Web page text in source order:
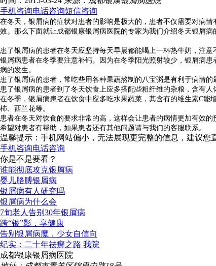
手机咨询电话咨询短信咨询
在冬天，银屑病的症状对患者的影响是极大的，患者不仅需要对病
效。那么下面就让成都银康银屑病医院的专家为我们介绍冬天银屑病
患了银屑病的患者在冬天应坚持每天早晨都能喝上一杯热牛奶，注
银屑病患者在冬季要注意补钙。因为在冬季阳光照射较少，银屑病
病的发生。
患了银屑病的患者，常吃些用各种果蔬熬制的八宝粥是有利于病情
患了银屑病的患者到了冬天饮食上应多搭配些粗纤维的杂粮，含有
在冬季，银屑病患者在饮食中应多吃水果蔬菜，其含有的维生素C
柿、西兰花等。
患者在冬天对饮食的要求非常的高，这样会让患者的病情更加有效
希望对患者有帮助，如果患者还有其他问题请与我们的客服联系。
温馨提示：手机网站偏小，无法展现更完整的信息，建议您
手机咨询电话咨询
你是不是要看？
谁能彻底攻克银屑病
婴儿胳膊银屑病
银屑病有人研究吗
银屑病为什么会
7旬老人告别30年银屑病
跨“银”影，享健康
告别银屑病魔，少女自信向
纪实：二十年祛癣之路 我院
成都银康银屑病医院